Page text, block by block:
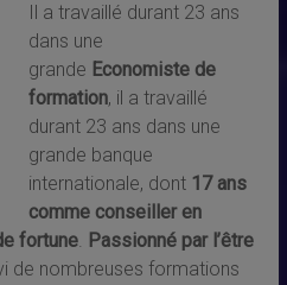
Il a travaillé durant 23 ans
dans une
grande Economiste de
formation, il a travaillé
durant 23 ans dans une
grande banque
internationale, dont 17 ans
comme conseiller en
fortune. Passionné par l’être
de nombreuses formations